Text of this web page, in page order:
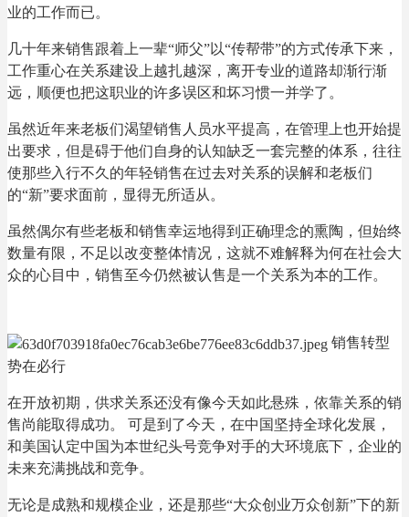
业的工作而已。
几十年来销售跟着上一辈“师父”以“传帮带”的方式传承下来，
工作重心在关系建设上越扎越深，离开专业的道路却渐行渐
远，顺便也把这职业的许多误区和坏习惯一并学了。
虽然近年来老板们渴望销售人员水平提高，在管理上也开始提
出要求，但是碍于他们自身的认知缺乏一套完整的体系，往往
使那些入行不久的年轻销售在过去对关系的误解和老板们
的“新”要求面前，显得无所适从。
虽然偶尔有些老板和销售幸运地得到正确理念的熏陶，但始终
数量有限，不足以改变整体情况，这就不难解释为何在社会大
众的心目中，销售至今仍然被认售是一个关系为本的工作。
销售转型
势在必行
在开放初期，供求关系还没有像今天如此悬殊，依靠关系的销
售尚能取得成功。 可是到了今天，在中国坚持全球化发展，
和美国认定中国为本世纪头号竞争对手的大环境底下，企业的
未来充满挑战和竞争。
无论是成熟和规模企业，还是那些“大众创业万众创新”下的新